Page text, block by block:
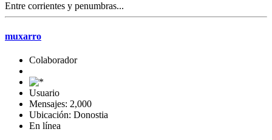
Entre corrientes y penumbras...
muxarro
Colaborador
Usuario
Mensajes: 2,000
Ubicación: Donostia
En línea